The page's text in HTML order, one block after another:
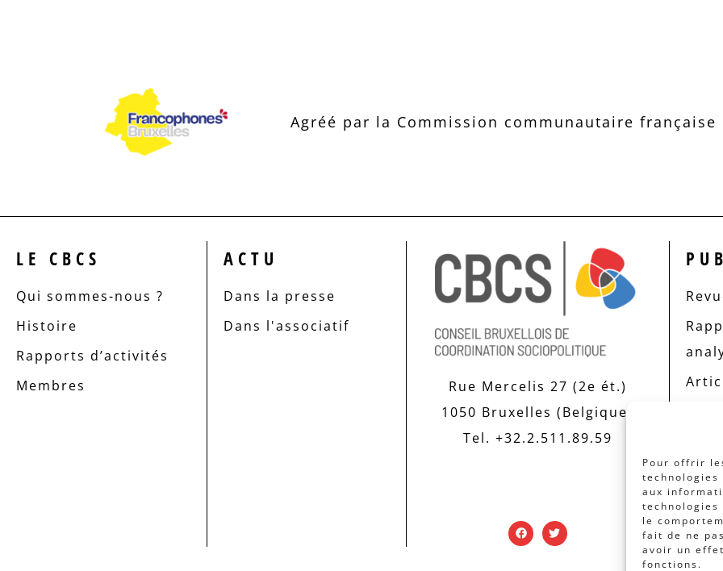
Pour offrir
aux
le
fait de ne
avoir un
fonctions.
Agréé par la Commission communautaire
LE CBCS
Qui sommes-nous ?
Histoire
Rapports d’activités
Membres
ACTU
Dans la presse
Dans l'associatif
Rue Mercelis 27 (2e ét.)
1050 Bruxelles (Belgique)
Tel. +32.2.511.89.59